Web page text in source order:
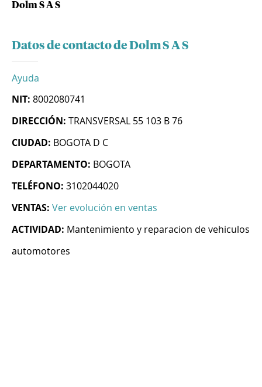
Dolm S A S
Datos de contacto de Dolm S A S
Ayuda
NIT: 8002080741
DIRECCIÓN: TRANSVERSAL 55 103 B 76
CIUDAD: BOGOTA D C
DEPARTAMENTO: BOGOTA
TELÉFONO: 3102044020
VENTAS: Ver evolución en ventas
ACTIVIDAD: Mantenimiento y reparacion de vehiculos
automotores